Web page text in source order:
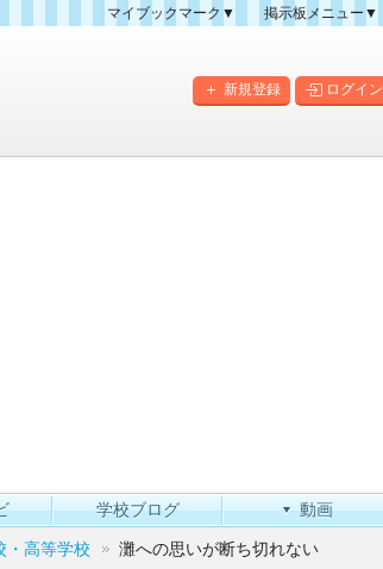
マイブックマーク▼
掲示板メニュー▼
掲示板マップ
新規登録 ログイン
学校ブログ 動画
・高等学校 灘への思いが断ち切れない